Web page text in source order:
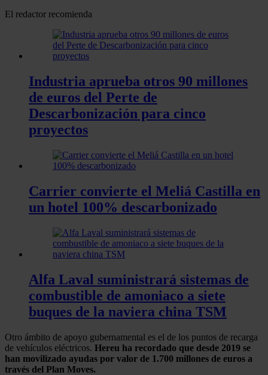
El redactor recomienda
Industria aprueba otros 90 millones
de euros del Perte de
Descarbonización para cinco
proyectos
Carrier convierte el Meliá Castilla en
un hotel 100% descarbonizado
Alfa Laval suministrará sistemas de
combustible de amoniaco a siete
buques de la naviera china TSM
Otro ámbito de apoyo gubernamental es el de los puntos de recarga
de vehículos eléctricos. Hereu ha recordado que desde 2019 se
han movilizado ayudas por valor de 1.700 millones de euros a
través del Plan Moves.